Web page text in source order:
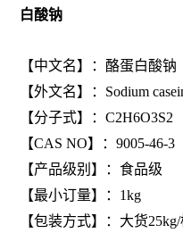
白酸钠
【中文名】：酪蛋白酸钠
【外文名】：Sodium
【分子式】：C2H6O3S2
【CAS NO】：9005-46-3
【产品级别】：食品级
【最小订量】：1kg
【包装方式】：大货